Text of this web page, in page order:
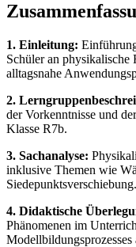
1. Einleitung:
Schüler an physikalische
alltagsnahe
2.
der Vorkenntnisse und
Klasse R7b.
3. Sachanalyse:
inklusive Themen wie
Siedepunktsverschiebung.
4. Didaktische
Phänomenen im
Modellbildungsprozesses